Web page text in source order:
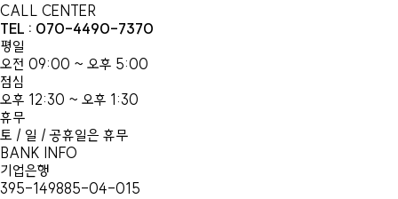
CALL CENTER
TEL : 070-4490-7370
평일
오전 09:00 ~ 오후 5:00
점심
오후 12:30 ~ 오후 1:30
휴무
토 / 일 / 공휴일은 휴무
BANK INFO
기업은행
395-149885-04-015